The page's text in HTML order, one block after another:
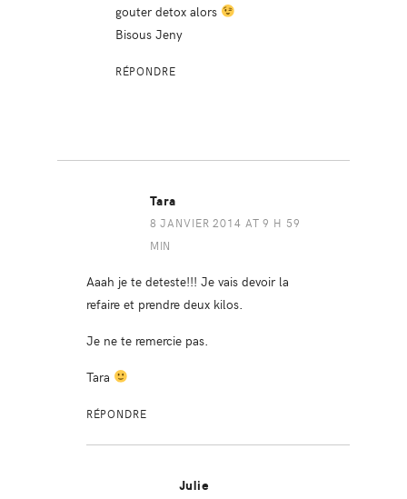
gouter detox alors
Bisous Jeny
RÉPONDRE
Tara
8 JANVIER 2014 AT 9 H 59
MIN
Aaah je te deteste!!! Je vais devoir la
refaire et prendre deux kilos.
Je ne te remercie pas.
Tara
RÉPONDRE
Julie